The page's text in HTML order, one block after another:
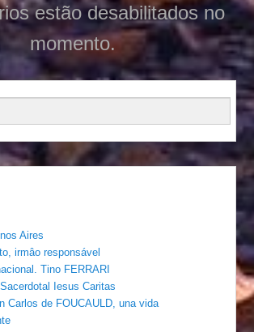
estão desabilitados no
momento.
Aires
irmâo responsável
Tino FERRARI
Iesus Caritas
Carlos de FOUCAULD, una vida